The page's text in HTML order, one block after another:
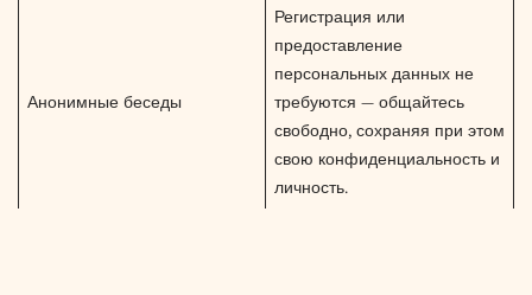
Анонимные беседы
Регистрация или
предоставление
персональных данных не
требуются — общайтесь
свободно, сохраняя при этом
свою конфиденциальность и
личность.